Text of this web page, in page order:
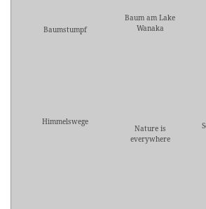
Baumstumpf
Baum am Lake
Wanaka
Himmelswege
Nature is
everywhere